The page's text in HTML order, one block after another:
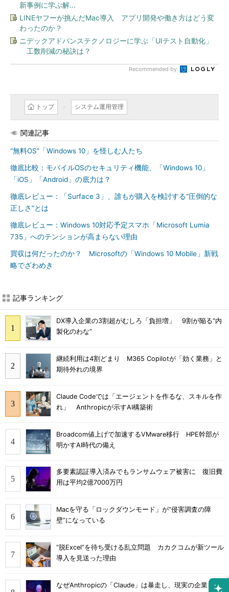
新事例に学ぶ解...
LINEヤフーが挑んだMac導入 アプリ開発や働き方はどう変
わったのか？
ニデックアドバンステクノロジーに学ぶ「UIテスト自動化」
工数削減の秘訣は？
Recommended by
トップ システム運用管理
関連記事
“無料OS”「Windows 10」を怪しむ人たち
徹底比較：モバイルOSのセキュリティ機能、「Windows 10」
「iOS」「Android」の底力は？
徹底レビュー：「Surface 3」、誰もが購入を検討する“圧倒的な
正しさ”とは
徹底レビュー：Windows 10対応予定スマホ「Microsoft Lumia
735」へのテンションが高まらない理由
買収は何だったのか？ Microsoftの「Windows 10 Mobile」新戦
略でざわめき
記事ランキング
DX導入企業の3割超がむしろ「負担増」 9割が陥る“内
製化のわな”
継続利用は4割どまり M365 Copilotが「効く業務」と
期待外れの境界
Claude Codeでは「エージェントを作るな、スキルを作
れ」 Anthropicが示すAI構築術
Broadcom値上げで加速するVMware移行 HPE幹部が
明かすAI時代の備え
多要素認証導入済みでもランサムウェア被害に 復旧費
用は平均2億7000万円
Macを守る「ロックダウンモード」が“侵害調査の障
壁”になっている
“脱Excel”を待ち受ける乱立問題 カカクコムが新ツール
導入を見送った理由
なぜAnthropicの「Claude」は暴走し、現実の企業をハ